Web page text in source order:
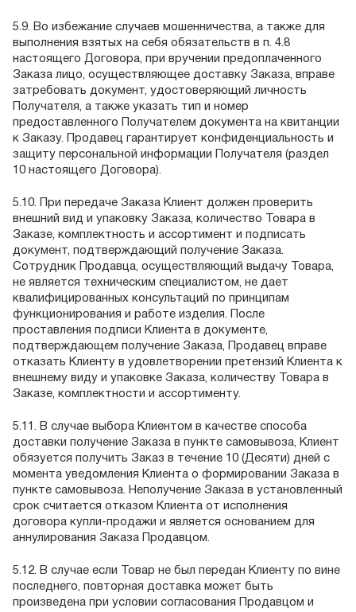
5.9. Во избежание случаев мошенничества, а также для
выполнения взятых на себя обязательств в п. 4.8
настоящего Договора, при вручении предоплаченного
Заказа лицо, осуществляющее доставку Заказа, вправе
затребовать документ, удостоверяющий личность
Получателя, а также указать тип и номер
предоставленного Получателем документа на квитанции
к Заказу. Продавец гарантирует конфиденциальность и
защиту персональной информации Получателя (раздел
10 настоящего Договора).
5.10. При передаче Заказа Клиент должен проверить
внешний вид и упаковку Заказа, количество Товара в
Заказе, комплектность и ассортимент и подписать
документ, подтверждающий получение Заказа.
Сотрудник Продавца, осуществляющий выдачу Товара,
не является техническим специалистом, не дает
квалифицированных консультаций по принципам
функционирования и работе изделия. После
проставления подписи Клиента в документе,
подтверждающем получение Заказа, Продавец вправе
отказать Клиенту в удовлетворении претензий Клиента к
внешнему виду и упаковке Заказа, количеству Товара в
Заказе, комплектности и ассортименту.
5.11. В случае выбора Клиентом в качестве способа
доставки получение Заказа в пункте самовывоза, Клиент
обязуется получить Заказ в течение 10 (Десяти) дней с
момента уведомления Клиента о формировании Заказа в
пункте самовывоза. Неполучение Заказа в установленный
срок считается отказом Клиента от исполнения
договора купли-продажи и является основанием для
аннулирования Заказа Продавцом.
5.12. В случае если Товар не был передан Клиенту по вине
последнего, повторная доставка может быть
произведена при условии согласования Продавцом и